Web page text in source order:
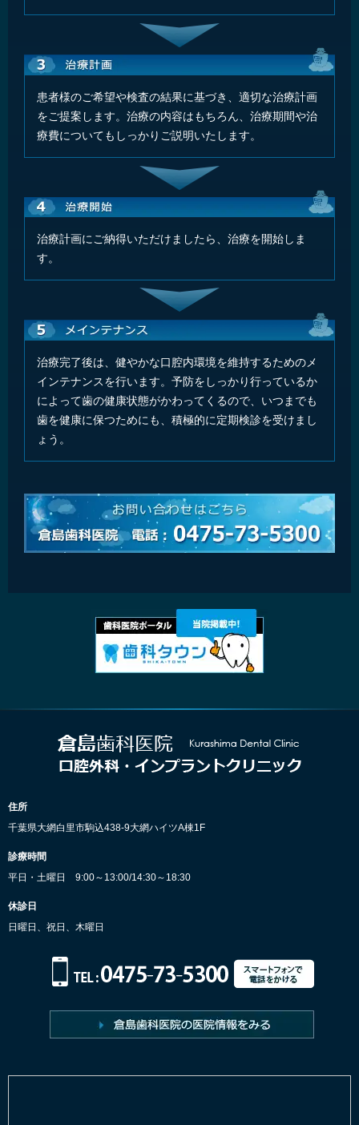
患者様のご希望や検査の結果に基づき、適切な治療計画
をご提案します。治療の内容はもちろん、治療期間や治
療費についてもしっかりご説明いたします。
治療計画にご納得いただけましたら、治療を開始しま
す。
治療完了後は、健やかな口腔内環境を維持するためのメ
インテナンスを行います。予防をしっかり行っているか
によって歯の健康状態がかわってくるので、いつまでも
歯を健康に保つためにも、積極的に定期検診を受けまし
ょう。
住所
千葉県大網白里市駒込438-9大網ハイツA棟1F
診療時間
平日・土曜日 9:00～13:00/14:30～18:30
休診日
日曜日、祝日、木曜日